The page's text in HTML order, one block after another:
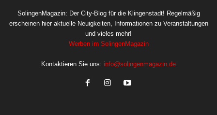
SolingenMagazin: Der City-Blog für die Klingenstadt! Regelmäßig
erscheinen hier aktuelle Neuigkeiten, Informationen zu Veranstaltungen
und vieles mehr!
Werben im SolingenMagazin
Kontaktieren Sie uns: info@solingenmagazin.de